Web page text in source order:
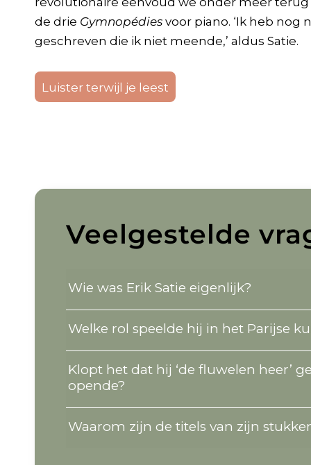
de drie Gymnopédies voor piano. ‘Ik heb nog
geschreven die ik niet meende,’ aldus Satie.
Luister terwijl je leest
Veelgestelde
Wie was Erik Satie eigenlijk?
Welke rol speelde hij in het Parijse
Klopt het dat hij ‘de fluwelen heer’
opende?
Waarom zijn de titels van zijn